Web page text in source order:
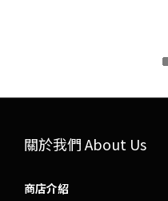
關於我們 About Us
商店介紹